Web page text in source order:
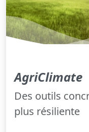
AgriClimate
Des outils
plus résiliente